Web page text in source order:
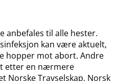
anbefales til alle hester.
kan være aktuelt,
hopper mot abort. Andre
etter en nærmere
Norske Travselskap, Norsk